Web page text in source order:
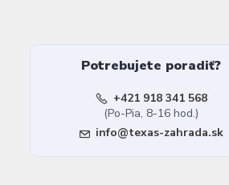
Potrebujete poradiť?
+421 918 341 568
(Po-Pia, 8-16 hod.)
info@texas-zahrada.sk